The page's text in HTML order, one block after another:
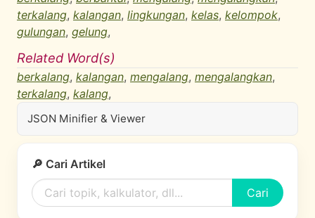
terkalang, kalangan, lingkungan, kelas, kelompok,
gulungan, gelung,
Related Word(s)
berkalang, kalangan, mengalang, mengalangkan,
terkalang, kalang,
JSON Minifier & Viewer
🔎 Cari Artikel
Cari